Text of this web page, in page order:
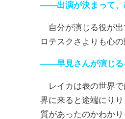
――出演が決まって、
自分が演じる役が出
ロテスクさよりも心
――早見さんが演じる
レイカは表の世界で
界に来ると途端にり
質があったのかわか